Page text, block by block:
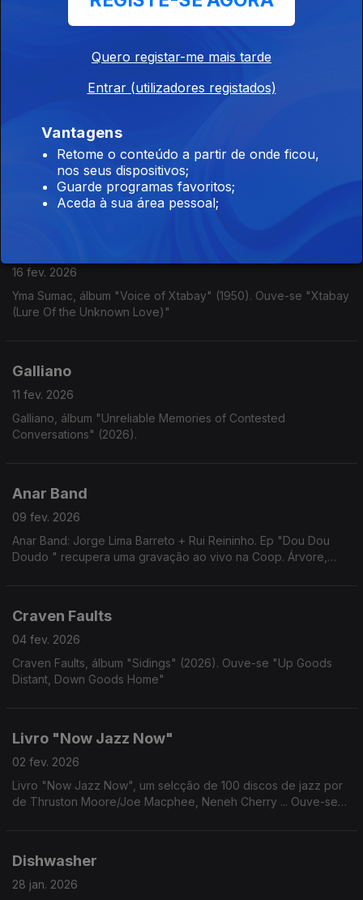
Autechre
Autechre, "Slip", álbum "Amber" (1998)
Fábio de Almeida
18 fev. 2026
Fábio de Almeida, album "Requiem For A Dragon" na Dox
Records. Ouve-se "Kitsune Pulse
16 fev. 2026
Yma Sumac, álbum "Voice of Xtabay" (1950). Ouve-se "Xtabay
(Lure Of the Unknown Love)"
Galliano
11 fev. 2026
Galliano, álbum "Unreliable Memories of Contested
Conversations" (2026).
Anar Band
09 fev. 2026
Anar Band: Jorge Lima Barreto + Rui Reininho. Ep "Dou Dou
Doudo " recupera uma gravação ao vivo na Coop. Árvore,
Craven Faults
04 fev. 2026
Craven Faults, álbum "Sidings" (2026). Ouve-se "Up Goods
Distant, Down Goods Home"
Livro "Now Jazz Now"
02 fev. 2026
Livro "Now Jazz Now", um selcção de 100 discos de jazz por
de Thruston Moore/Joe Macphee, Neneh Cherry ... Ouve-se
Dishwasher
28 jan. 2026
Quero registar-me mais tarde
Entrar (utilizadores registados)
Vantagens
Retome o conteúdo a partir de onde ficou,
nos seus dispositivos;
Guarde programas favoritos;
Aceda à sua área pessoal;